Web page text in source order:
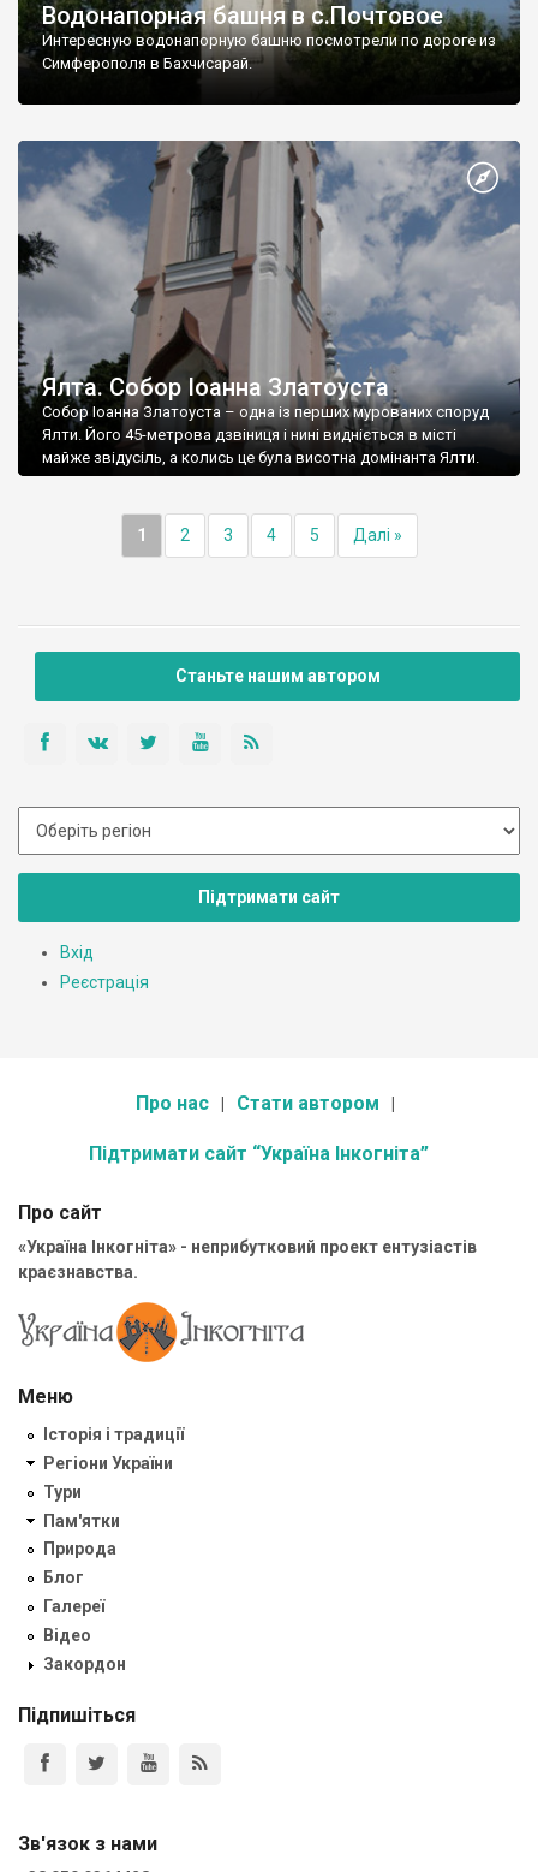
Водонапорная башня в с.Почтовое
Интересную водонапорную башню посмотрели по дороге из
Симферополя в Бахчисарай.
Ялта. Собор Іоанна Златоуста
Собор Іоанна Златоуста – одна із перших мурованих споруд
Ялти. Його 45-метрова дзвіниця і нині видніється в місті
майже звідусіль, а колись це була висотна домінанта Ялти.
1 2 3 4 5 Далі »
Станьте нашим автором
Підтримати сайт
Вхід
Реєстрація
Про нас Стати автором
Підтримати сайт “Україна Інкогніта”
Про сайт
«Україна Інкогніта» - неприбутковий проект ентузіастів
краєзнавства.
Меню
Історія і традиції
Регіони України
Тури
Пам'ятки
Природа
Блог
Галереї
Відео
Закордон
Підпишіться
Зв'язок з нами